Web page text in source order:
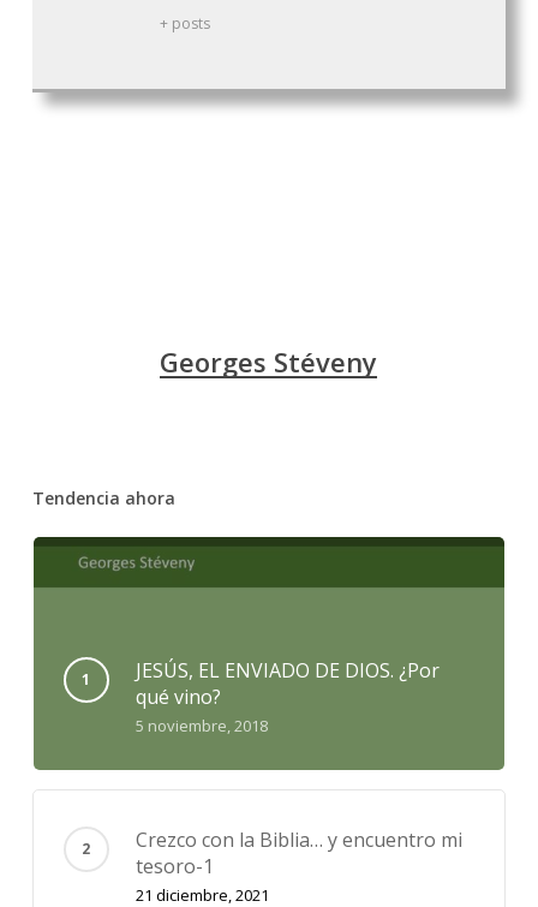
+ posts
Georges Stéveny
Tendencia ahora
JESÚS, EL ENVIADO DE DIOS. ¿Por
qué vino?
5 noviembre, 2018
Crezco con la Biblia… y encuentro mi
tesoro-1
21 diciembre, 2021